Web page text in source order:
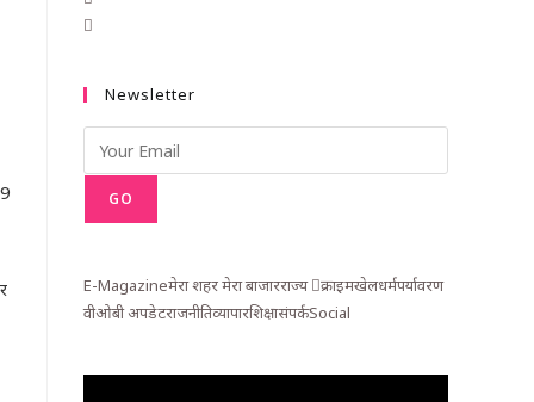
Newsletter
GO
E-Magazineमेरा शहर मेरा बाजारराज्य क्राइमखेलधर्मपर्यावरण
वीओबी अपडेटराजनीतिव्यापारशिक्षासंपर्कSocial